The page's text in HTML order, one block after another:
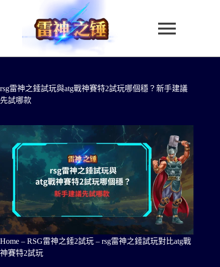
rsg雷神之錘試玩與atg戰神賽特2試玩哪個穩？新手建議
先試哪款
Home – RSG雷神之錘2試玩 – rsg雷神之錘試玩對比atg戰
神賽特2試玩